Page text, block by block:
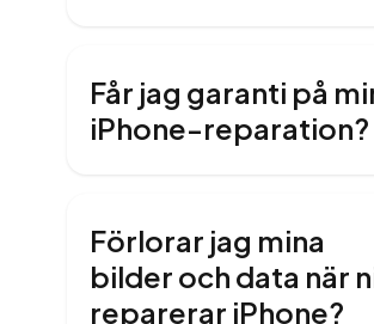
Får jag garanti på
iPhone-reparation?
Förlorar jag mina
bilder och data när
reparerar iPhone?